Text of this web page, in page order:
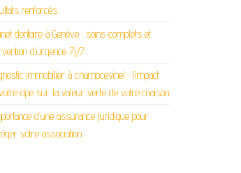
renforcés
dentaire à Genève : soins complets et
d’urgence 7j/7
immobilier à champcevinel : l’impact
dpe sur la valeur verte de votre maison
d’une assurance juridique pour
votre association